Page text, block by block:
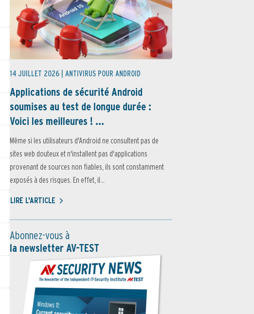
14 JUILLET 2026 | ANTIVIRUS POUR ANDROID
Applications de sécurité Android
soumises au test de longue durée :
Voici les meilleures ! ...
Même si les utilisateurs d'Android ne consultent pas de
sites web douteux et n'installent pas d'applications
provenant de sources non fiables, ils sont constamment
exposés à des risques. En effet, il...
LIRE L'ARTICLE
Abonnez-vous à
la newsletter AV-TEST